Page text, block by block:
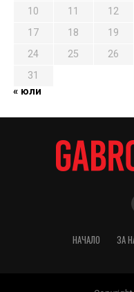
10
11 12
17
18 19
24
25 26
31
« юли
НАЧАЛО ЗА